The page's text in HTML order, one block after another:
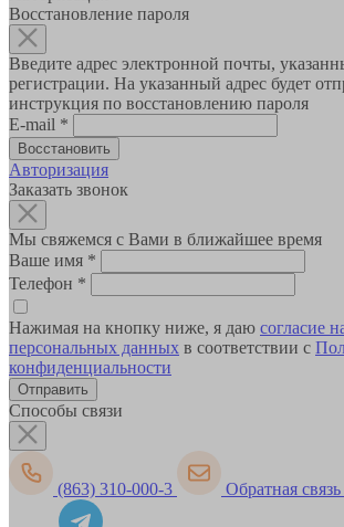
Восстановление пароля
Введите адрес электронной почты,
регистрации. На указанный адрес будет
инструкция по восстановлению пароля
E-mail *
Авторизация
Заказать звонок
Мы свяжемся с Вами в ближайшее время
Ваше имя *
Телефон *
Нажимая на кнопку ниже, я даю согласие
персональных данных в соответствии с
конфиденциальности
Способы связи
(863) 310-000-3 Обратная связь